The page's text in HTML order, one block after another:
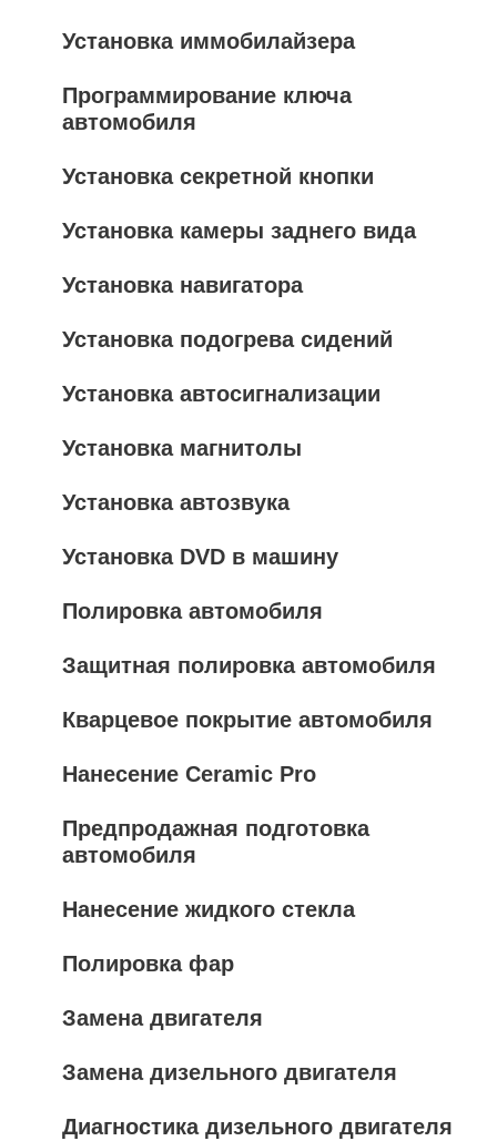
Установка иммобилайзера
Программирование ключа
автомобиля
Установка секретной кнопки
Установка камеры заднего вида
Установка навигатора
Установка подогрева сидений
Установка автосигнализации
Установка магнитолы
Установка автозвука
Установка DVD в машину
Полировка автомобиля
Защитная полировка автомобиля
Кварцевое покрытие автомобиля
Нанесение Ceramic Pro
Предпродажная подготовка
автомобиля
Нанесение жидкого стекла
Полировка фар
Замена двигателя
Замена дизельного двигателя
Диагностика дизельного двигателя